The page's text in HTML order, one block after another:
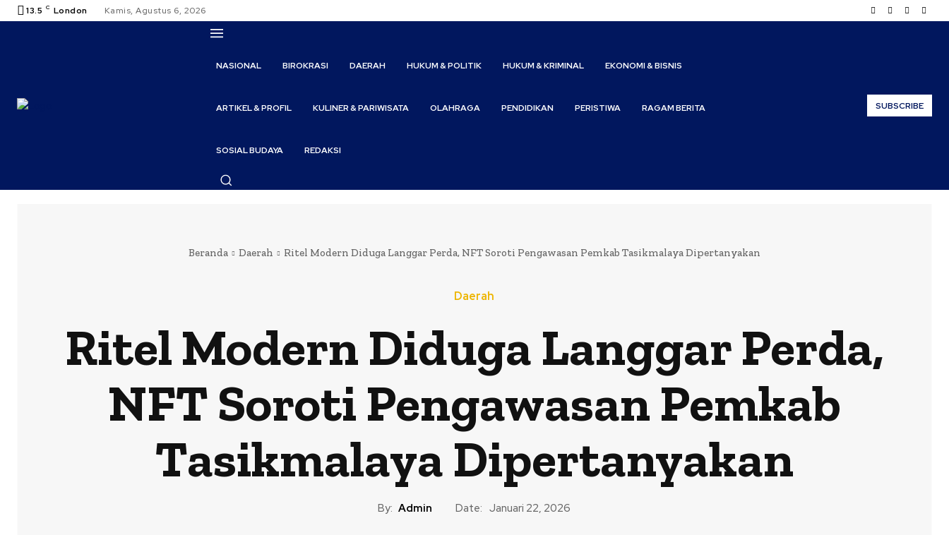
13.5 C London Kamis, Agustus 6, 2026
NASIONAL BIROKRASI DAERAH HUKUM & POLITIK HUKUM & KRIMINAL EKONOMI & BISNIS
ARTIKEL & PROFIL KULINER & PARIWISATA OLAHRAGA PENDIDIKAN PERISTIWA RAGAM BERITA
SOSIAL BUDAYA REDAKSI
SUBSCRIBE
Beranda Daerah Ritel Modern Diduga Langgar Perda, NFT Soroti Pengawasan Pemkab Tasikmalaya Dipertanyakan
Daerah
Ritel Modern Diduga Langgar Perda,
NFT Soroti Pengawasan Pemkab
Tasikmalaya Dipertanyakan
By: Admin Date: Januari 22, 2026